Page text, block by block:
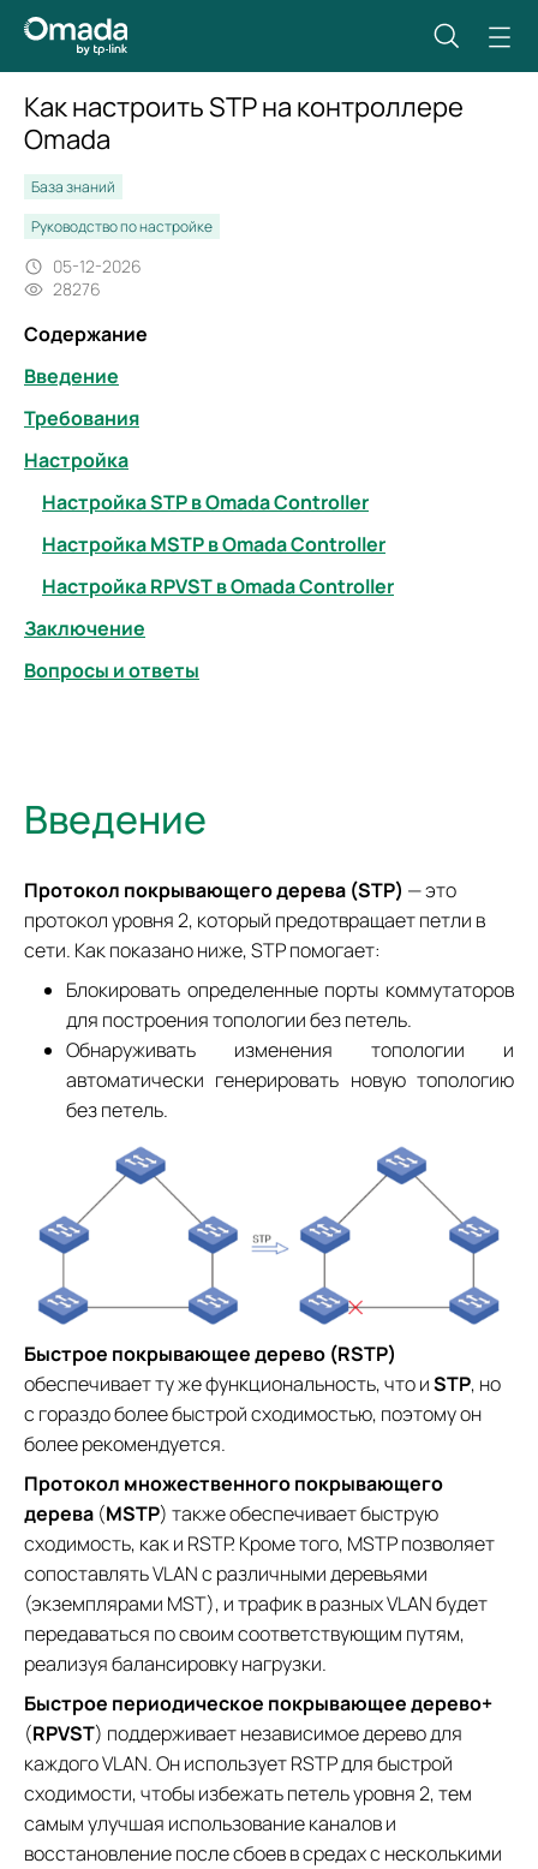
Как настроить STP на контроллере
Omada
База знаний
Руководство по настройке
05-12-2026
28276
Содержание
Введение
Требования
Настройка
Настройка STP в Omada Controller
Настройка MSTP в Omada Controller
Настройка RPVST в Omada Controller
Заключение
Вопросы и ответы
Введение
Протокол покрывающего дерева (STP) — это
протокол уровня 2, который предотвращает петли в
сети. Как показано ниже, STP помогает:
Блокировать определенные порты коммутаторов
для построения топологии без петель.
Обнаруживать изменения топологии и
автоматически генерировать новую топологию
без петель.
Быстрое покрывающее дерево (RSTP)
обеспечивает ту же функциональность, что иSTP, но
с гораздо более быстрой сходимостью, поэтому он
более рекомендуется.
Протокол множественного покрывающего
дерева (MSTP) также обеспечивает быструю
сходимость, как и RSTP. Кроме того, MSTP позволяет
сопоставлять VLAN с различными деревьями
(экземплярами MST), и трафик в разных VLAN будет
передаваться по своим соответствующим путям,
реализуя балансировку нагрузки.
Быстрое периодическое покрывающее дерево+
(RPVST) поддерживает независимое дерево для
каждого VLAN. Он использует RSTP для быстрой
сходимости, чтобы избежать петель уровня 2, тем
самым улучшая использование каналов и
восстановление после сбоев в средах с несколькими